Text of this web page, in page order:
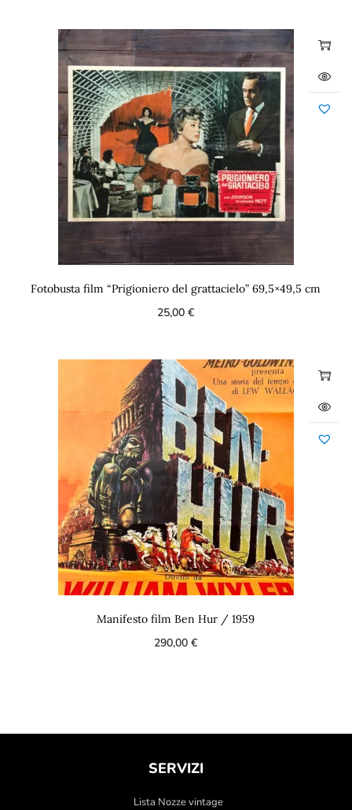
Fotobusta film “Prigioniero del grattacielo” 69,5×49,5 cm
25,00€
Manifesto film Ben Hur / 1959
290,00€
SERVIZI
Lista Nozze vintage